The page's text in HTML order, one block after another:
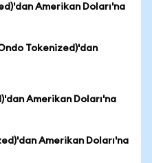
Amerikan Doları'na
Tokenized)'dan
Amerikan Doları'na
Amerikan Doları'na